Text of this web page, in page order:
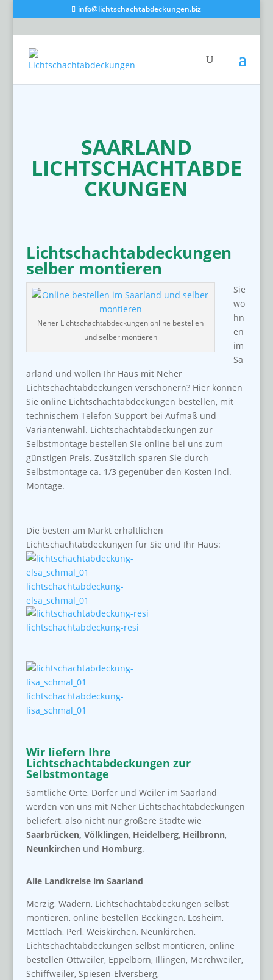
info@lichtschachtabdeckungen.biz
SAARLAND
LICHTSCHACHTABDE
CKUNGEN
Lichtschachtabdeckungen
selber montieren
Neher Lichtschachtabdeckungen online bestellen
und selber montieren
Sie
wo
hn
en
im
Sa
arland und wollen Ihr Haus mit Neher
Lichtschachtabdeckungen verschönern? Hier können
Sie online Lichtschachtabdeckungen bestellen, mit
technischem Telefon-Support bei Aufmaß und
Variantenwahl. Lichtschachtabdeckungen zur
Selbstmontage bestellen Sie online bei uns zum
günstigen Preis. Zusätzlich sparen Sie durch
Selbstmontage ca. 1/3 gegenüber den Kosten incl.
Montage.
Die besten am Markt erhältlichen
Lichtschachtabdeckungen für Sie und Ihr Haus:
lichtschachtabdeckung-
elsa_schmal_01
lichtschachtabdeckung-resi
lichtschachtabdeckung-
lisa_schmal_01
Wir liefern Ihre
Lichtschachtabdeckungen zur
Selbstmontage
Sämtliche Orte, Dörfer und Weiler im Saarland
werden von uns mit Neher Lichtschachtabdeckungen
beliefert, also nicht nur größere Städte wie
Saarbrücken, Völklingen, Heidelberg, Heilbronn,
Neunkirchenund Homburg.
Alle Landkreise im Saarland
Merzig, Wadern, Lichtschachtabdeckungen selbst
montieren, online bestellen Beckingen, Losheim,
Mettlach, Perl, Weiskirchen, Neunkirchen,
Lichtschachtabdeckungen selbst montieren, online
bestellen Ottweiler, Eppelborn, Illingen, Merchweiler,
Schiffweiler, Spiesen-Elversberg,